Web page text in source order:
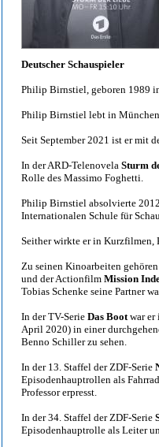
Deutscher Schauspieler
Philip Birnstiel, geboren 1989
Philip Birnstiel lebt in
Seit September 2021 ist er mit
In der ARD-Telenovela Sturm
Rolle des Massimo Foghetti.
Philip Birnstiel absolvierte
Internationalen Schule für
Seither wirkte er in
Zu seinen Kinoarbeiten
und der Actionfilm Mission
Tobias Schenke seine Partner
In der TV-Serie Das Bootwar er
April 2020) in einer
Benno Schiller zu sehen.
In der 13. Staffel der ZDF-Serie
Episodenhauptrollen als
Professor erpresst.
In der 34. Staffel der ZDF-Serie
Episodenhauptrolle als Leiter